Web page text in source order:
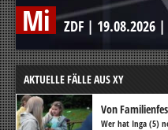
Mi ZDF | 19.08.2026 |
AKTUELLE FÄLLE AUS XY
Von
Wer hat Inga (5)